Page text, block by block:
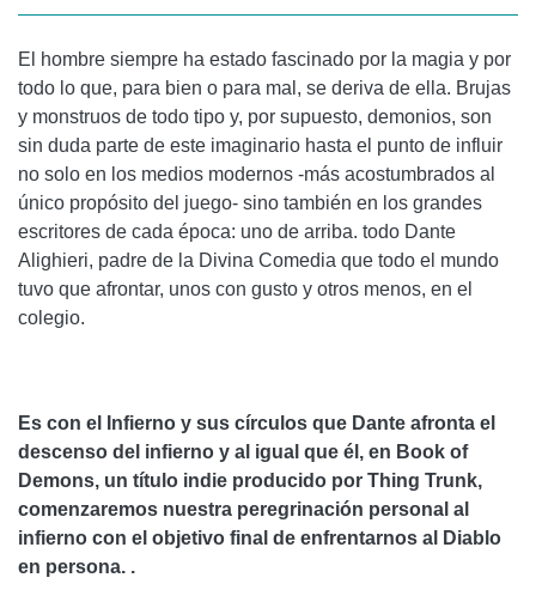
El hombre siempre ha estado fascinado por la magia y por
todo lo que, para bien o para mal, se deriva de ella. Brujas
y monstruos de todo tipo y, por supuesto, demonios, son
sin duda parte de este imaginario hasta el punto de influir
no solo en los medios modernos -más acostumbrados al
único propósito del juego- sino también en los grandes
escritores de cada época: uno de arriba. todo Dante
Alighieri, padre de la Divina Comedia que todo el mundo
tuvo que afrontar, unos con gusto y otros menos, en el
colegio.
Es con el Infierno y sus círculos que Dante afronta el
descenso del infierno y al igual que él, en Book of
Demons, un título indie producido por Thing Trunk,
comenzaremos nuestra peregrinación personal al
infierno con el objetivo final de enfrentarnos al Diablo
en persona. .